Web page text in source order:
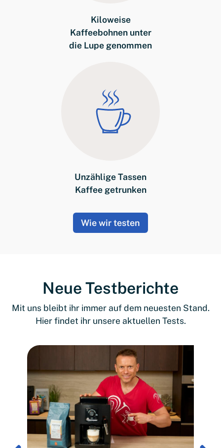
Kiloweise
Kaffeebohnen unter
die Lupe genommen
Unzählige Tassen
Kaffee getrunken
Wie wir testen
Neue Testberichte
Mit uns bleibt ihr immer auf dem neuesten Stand.
Hier findet ihr unsere aktuellen Tests.